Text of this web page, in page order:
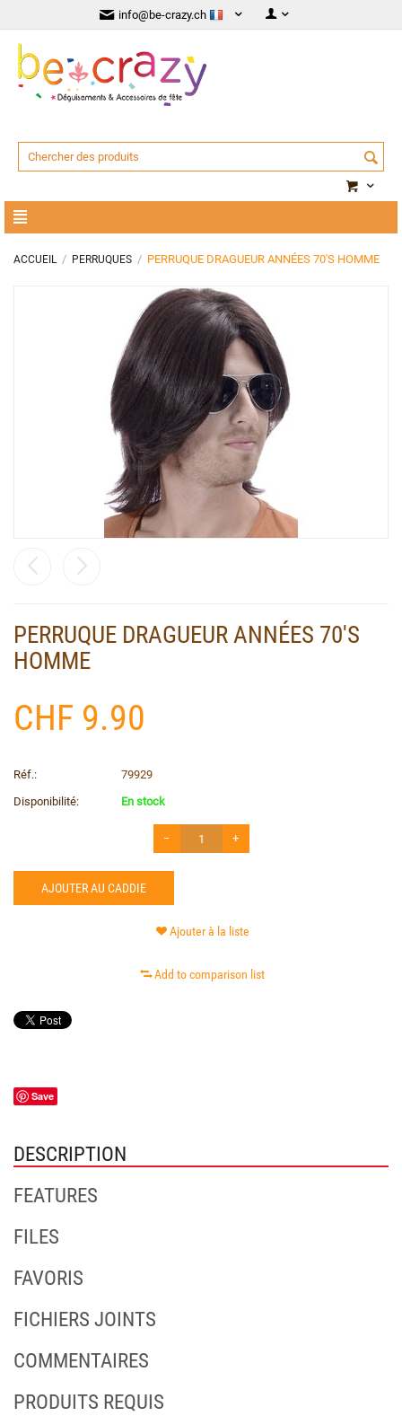
info@be-crazy.ch
ACCUEIL / PERRUQUES / PERRUQUE DRAGUEUR ANNÉES 70'S HOMME
PERRUQUE DRAGUEUR ANNÉES 70'S
HOMME
CHF 9.90
Réf.:
79929
Disponibilité:
En stock
− +
AJOUTER AU CADDIE
Ajouter à la liste
Add to comparison list
Save
DESCRIPTION
FEATURES
FILES
FAVORIS
FICHIERS JOINTS
COMMENTAIRES
PRODUITS REQUIS